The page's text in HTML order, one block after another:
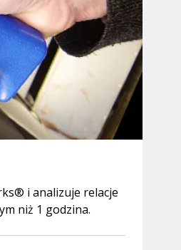
i analizuje relacje
niż 1 godzina.